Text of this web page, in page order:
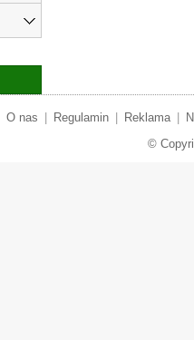
O nas Regulamin Reklama
©